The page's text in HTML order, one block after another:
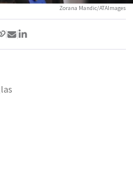
Zorana Mandic/ATAImages